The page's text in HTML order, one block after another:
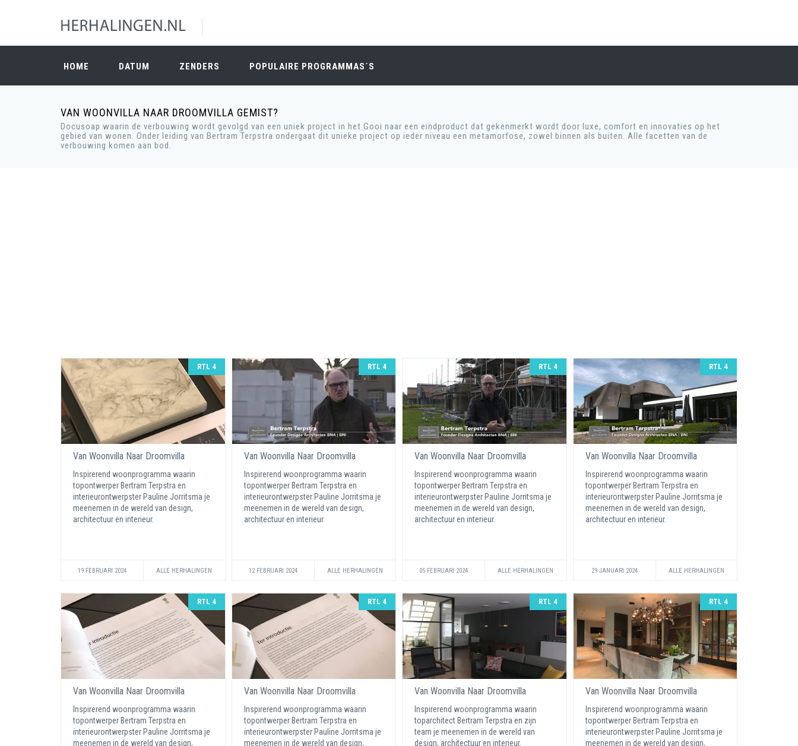
HOME DATUM ZENDERS POPULAIRE PROGRAMMAS´S
VAN WOONVILLA NAAR DROOMVILLA GEMIST?
Docusoap waarin de verbouwing wordt gevolgd van een uniek project in het Gooi naar een eindproduct dat gekenmerkt wordt door luxe, comfort en innovaties op het
gebied van wonen. Onder leiding van Bertram Terpstra ondergaat dit unieke project op ieder niveau een metamorfose, zowel binnen als buiten. Alle facetten van de
verbouwing komen aan bod.
RTL 4
Van Woonvilla Naar Droomvilla
Inspirerend woonprogramma waarin
topontwerper Bertram Terpstra en
interieurontwerpster Pauline Jorritsma je
meenemen in de wereld van design,
architectuur en interieur.
19 FEBRUARI 2024 ALLE HERHALINGEN
RTL 4
Van Woonvilla Naar Droomvilla
Inspirerend woonprogramma waarin
topontwerper Bertram Terpstra en
interieurontwerpster Pauline Jorritsma je
meenemen in de wereld van design,
architectuur en interieur.
12 FEBRUARI 2024 ALLE HERHALINGEN
RTL 4
Van Woonvilla Naar Droomvilla
Inspirerend woonprogramma waarin
topontwerper Bertram Terpstra en
interieurontwerpster Pauline Jorritsma je
meenemen in de wereld van design,
architectuur en interieur.
05 FEBRUARI 2024 ALLE HERHALINGEN
RTL 4
Van Woonvilla Naar Droomvilla
Inspirerend woonprogramma waarin
topontwerper Bertram Terpstra en
interieurontwerpster Pauline Jorritsma je
meenemen in de wereld van design,
architectuur en interieur.
29 JANUARI 2024 ALLE HERHALINGEN
RTL 4
Van Woonvilla Naar Droomvilla
Inspirerend woonprogramma waarin
topontwerper Bertram Terpstra en
interieurontwerpster Pauline Jorritsma je
meenemen in de wereld van design,
RTL 4
Van Woonvilla Naar Droomvilla
Inspirerend woonprogramma waarin
topontwerper Bertram Terpstra en
interieurontwerpster Pauline Jorritsma je
meenemen in de wereld van design,
RTL 4
Van Woonvilla Naar Droomvilla
Inspirerend woonprogramma waarin
toparchitect Bertram Terpstra en zijn
team je meenemen in de wereld van
design, architectuur en interieur.
RTL 4
Van Woonvilla Naar Droomvilla
Inspirerend woonprogramma waarin
topontwerper Bertram Terpstra en
interieurontwerpster Pauline Jorritsma je
meenemen in de wereld van design,